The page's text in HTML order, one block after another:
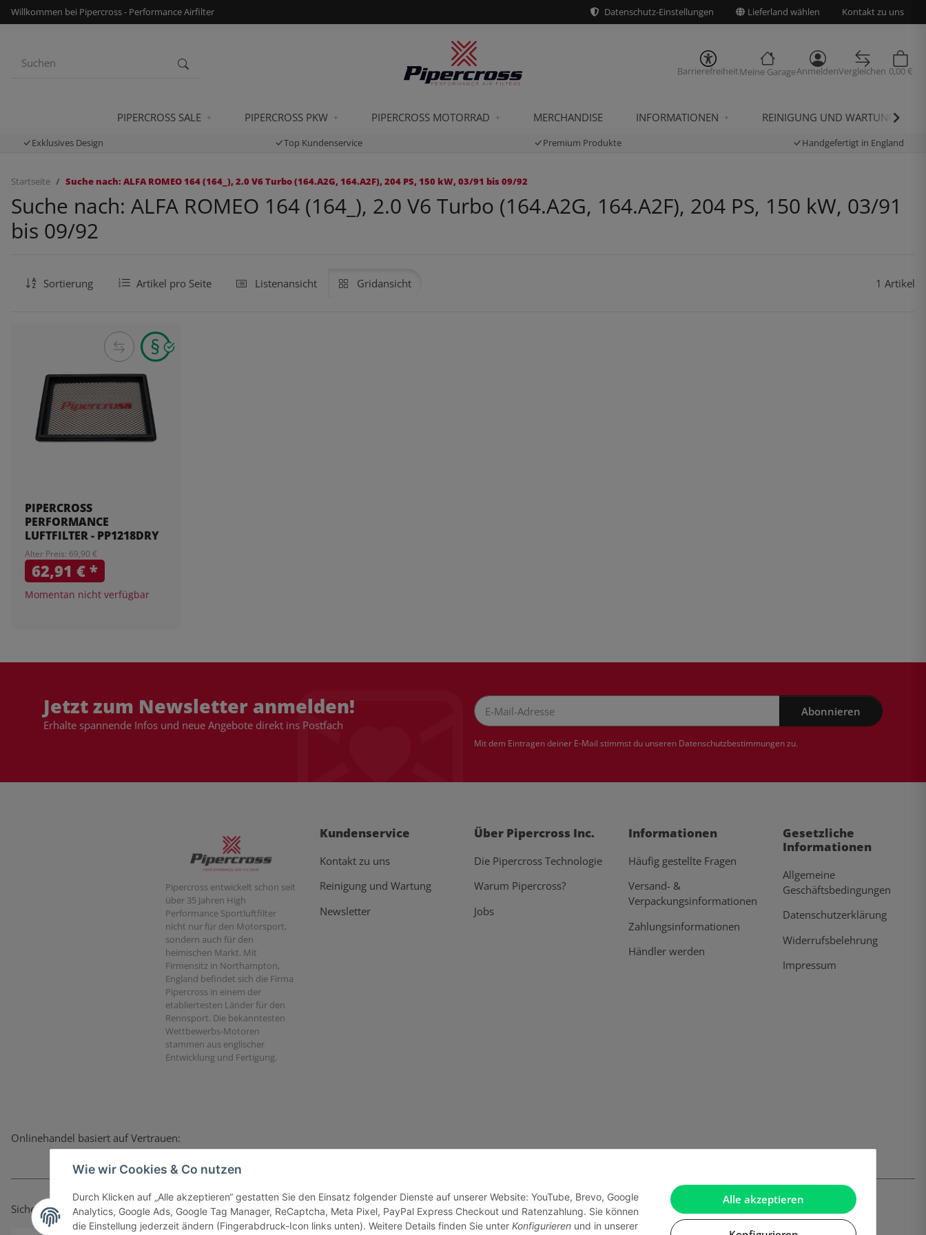
Alle akzeptieren
Wie wir Cookies & Co nutzen
Durch Klicken auf „Alle akzeptieren“ gestatten Sie den Einsatz folgender Dienste auf unserer Website: YouTube, Brevo, Google
Analytics, Google Ads, Google Tag Manager, ReCaptcha, Meta Pixel, PayPal Express Checkout und Ratenzahlung. Sie können
die Einstellung jederzeit ändern (Fingerabdruck-Icon links unten). Weitere Details finden Sie unter Konfigurieren und in unserer
Willkommen bei Pipercross - Performance Airfilter Datenschutz-Einstellungen Lieferland wählen Kontakt zu uns
BarrierefreiheitMeine GarageAnmeldenVergleichen 0,00 €
PIPERCROSS SALE PIPERCROSS PKW PIPERCROSS MOTORRAD MERCHANDISE INFORMATIONEN REINIGUNG UND WARTUNG
Exklusives Design Top Kundenservice Premium Produkte Handgefertigt in England
Startseite Suche nach: ALFA ROMEO 164 (164_), 2.0 V6 Turbo (164.A2G, 164.A2F), 204 PS, 150 kW, 03/91 bis 09/92
Suche nach: ALFA ROMEO 164 (164_), 2.0 V6 Turbo (164.A2G, 164.A2F), 204 PS, 150 kW, 03/91
bis 09/92
Sortierung Artikel pro Seite Listenansicht Gridansicht 1 Artikel
PIPERCROSS
PERFORMANCE
LUFTFILTER - PP1218DRY
Alter Preis: 69,90 €
62,91 €*
Momentan nicht verfügbar
Jetzt zum Newsletter anmelden!
Erhalte spannende Infos und neue Angebote direkt ins Postfach
Abonnieren
Mit dem Eintragen deiner E-Mail stimmst du unseren Datenschutzbestimmungenzu.
Pipercross entwickelt schon seit
über 35 Jahren High
Performance Sportluftfilter
nicht nur für den Motorsport,
sondern auch für den
heimischen Markt. Mit
Firmensitz in Northampton,
England befindet sich die Firma
Pipercross in einem der
etabliertesten Länder für den
Rennsport. Die bekanntesten
Wettbewerbs-Motoren
stammen aus englischer
Entwicklung und Fertigung.
Kundenservice
Kontakt zu uns
Reinigung und Wartung
Newsletter
Über Pipercross Inc.
Die Pipercross Technologie
Warum Pipercross?
Jobs
Informationen
Häufig gestellte Fragen
Versand- &
Verpackungsinformationen
Zahlungsinformationen
Händler werden
Gesetzliche
Informationen
Allgemeine
Geschäftsbedingungen
Datenschutzerklärung
Widerrufsbelehrung
Impressum
Onlinehandel basiert auf Vertrauen:
Sicher bezahlen via: